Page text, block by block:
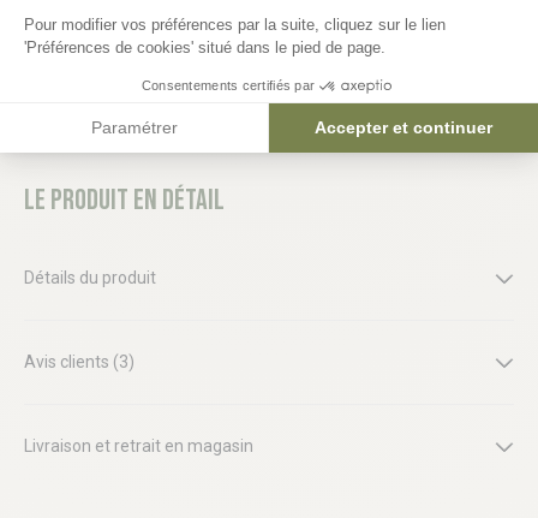
Le produit en détail
Détails du produit
Avis clients (3)
Livraison et retrait en magasin
Pour modifier vos préférences par la suite, cliquez sur le lien
'Préférences de cookies' situé dans le pied de page.
Consentements certifiés par
Paramétrer Accepter et continuer